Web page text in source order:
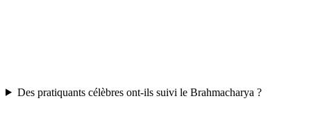
Des pratiquants célèbres ont-ils suivi le Brahmacharya ?